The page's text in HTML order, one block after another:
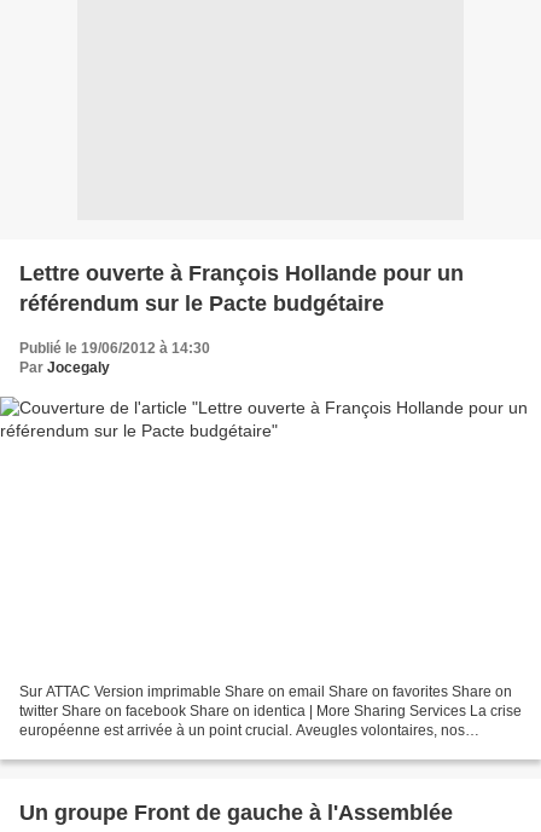
Lettre ouverte à François Hollande pour un
référendum sur le Pacte budgétaire
Publié le 19/06/2012 à 14:30
Par Jocegaly
Sur ATTAC Version imprimable Share on email Share on favorites Share on
twitter Share on facebook Share on identica | More Sharing Services La crise
européenne est arrivée à un point crucial. Aveugles volontaires, nos
Un groupe Front de gauche à l'Assemblée